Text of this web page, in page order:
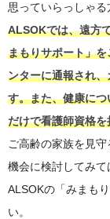
思っていらっしゃる
ALSOKでは、遠方
まもりサポート」
ンターに通報され
す。また、健康に
だけで看護師資格
ご高齢の家族を見
機会に検討してみて
ALSOKの「みまも
い。